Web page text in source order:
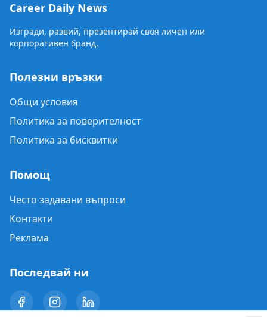
Career Daily News
Изгради, развий, презентирай своя личен или
корпоративен бранд.
Полезни връзки
Общи условия
Политика за поверителност
Политика за бисквитки
Помощ
Често задавани въпроси
Контакти
Реклама
Последвай ни